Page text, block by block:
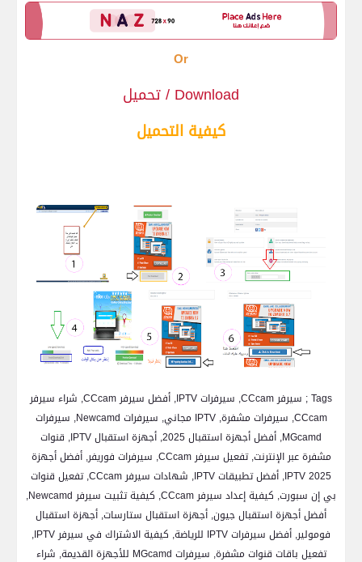
Or
Download / تحميل
كيفية التحميل
Tags ;
سيرفر CCcam, سيرفرات IPTV, أفضل سيرفر CCcam, شراء سيرفر
CCcam, سيرفرات مشفرة, IPTV مجاني, سيرفرات Newcamd, سيرفرات
MGcamd, أفضل أجهزة استقبال 2025, أجهزة استقبال IPTV, قنوات
مشفرة عبر الإنترنت, تفعيل سيرفر CCcam, سيرفرات فوريفر, أفضل أجهزة
IPTV 2025, أفضل تطبيقات IPTV, شهادات سيرفر CCcam, تفعيل قنوات
بي إن سبورت, كيفية إعداد سيرفر CCcam, كيفية تثبيت سيرفر Newcamd,
أفضل أجهزة استقبال جيون, أجهزة استقبال ستارسات, أجهزة استقبال
فومولير, أفضل سيرفرات IPTV للرياضة, كيفية الاشتراك في سيرفر IPTV,
تفعيل باقات قنوات مشفرة, سيرفرات MGcamd للأجهزة القديمة, شراء